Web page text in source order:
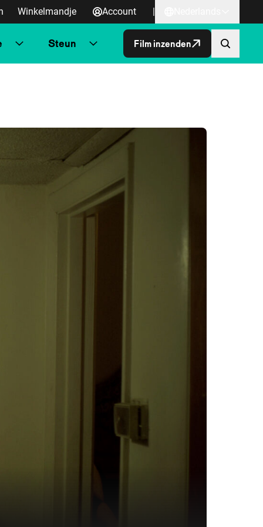
Winkelmandje Account |
Steun Film inzenden